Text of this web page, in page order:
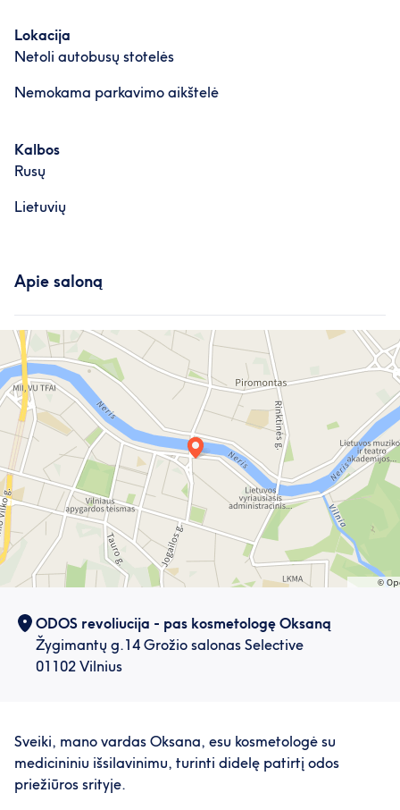
Lokacija
Netoli autobusų stotelės
Nemokama parkavimo aikštelė
Kalbos
Rusų
Lietuvių
Apie saloną
ODOS revoliucija - pas kosmetologę Oksaną
Žygimantų g.14 Grožio salonas Selective
01102 Vilnius
Sveiki, mano vardas Oksana, esu kosmetologė su
medicininiu išsilavinimu, turinti didelę patirtį odos
priežiūros srityje.